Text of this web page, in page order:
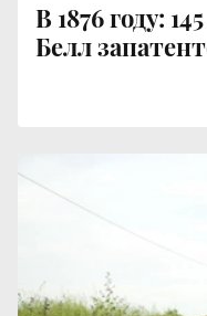
В 1876 году:
Белл